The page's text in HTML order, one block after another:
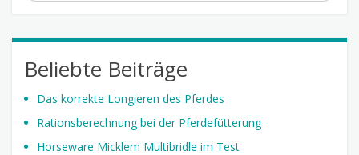
Beliebte Beiträge
Das korrekte Longieren des Pferdes
Rationsberechnung bei der Pferdefütterung
Horseware Micklem Multibridle im Test